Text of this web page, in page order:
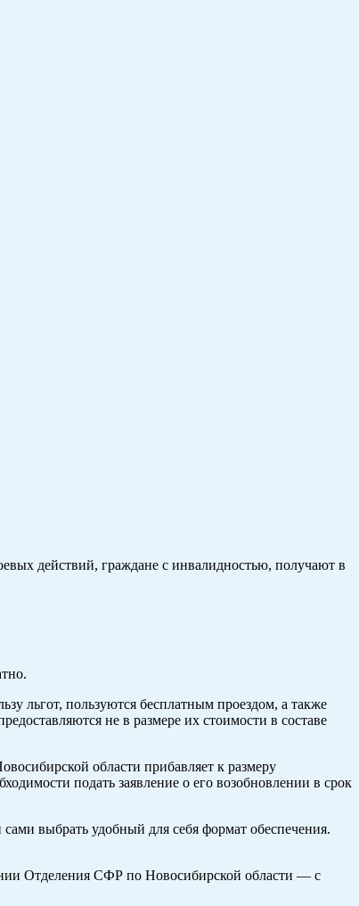
действий, граждане с инвалидностью, получают в
льгот, пользуются бесплатным проездом, а также
не в размере их стоимости в составе
области прибавляет к размеру
подать заявление о его возобновлении в срок
выбрать удобный для себя формат обеспечения.
Отделения СФР по Новосибирской области — с